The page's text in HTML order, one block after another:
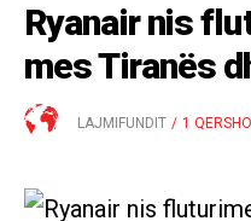
Ryanair nis
mes Tiranës
LAJMIFUNDIT / 1